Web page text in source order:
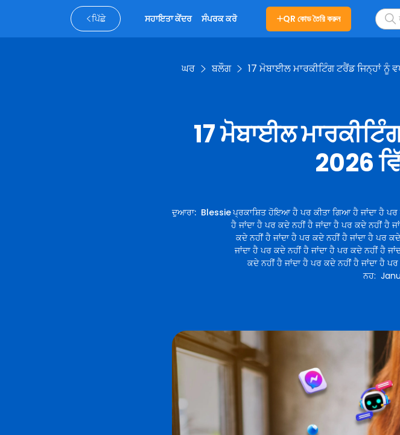
ਪਿੱਛੇ ਸਹਾਇਤਾ ਕੇਂਦਰ ਸੰਪਰਕ ਕਰੋ QR কোড তৈরি করুন
ਘਰ ਬਲੌਗ 17 ਮੋਬਾਈਲ ਮਾਰਕੀਟਿੰਗ ਟਰੈਂਡ ਜਿਨ੍ਹਾਂ ਨੂੰ
17 ਮੋਬਾਈਲ
2026
ਦੁਆਰਾ: Blessieਪ੍ਰਕਾਸ਼ਿਤ ਹੋਇਆ ਹੈ ਪਰ ਕੀਤਾ ਗਿਆ ਹੈ ਜਾਂਦਾ ਹੈ ਪਰ
ਹੈ ਜਾਂਦਾ ਹੈ ਪਰ ਕਦੇ ਨਹੀਂ ਹੈ ਜਾਂਦਾ ਹੈ ਪਰ ਕਦੇ ਨਹੀਂ ਹੈ
ਕਦੇ ਨਹੀਂ ਹੈ ਜਾਂਦਾ ਹੈ ਪਰ ਕਦੇ ਨਹੀਂ ਹੈ ਜਾਂਦਾ ਹੈ ਪਰ
ਜਾਂਦਾ ਹੈ ਪਰ ਕਦੇ ਨਹੀਂ ਹੈ ਜਾਂਦਾ ਹੈ ਪਰ ਕਦੇ ਨਹੀਂ ਹੈ
ਕਦੇ ਨਹੀਂ ਹੈ ਜਾਂਦਾ ਹੈ ਪਰ ਕਦੇ ਨਹੀਂ ਹੈ ਜਾਂਦਾ ਹੈ
ਨਹ: